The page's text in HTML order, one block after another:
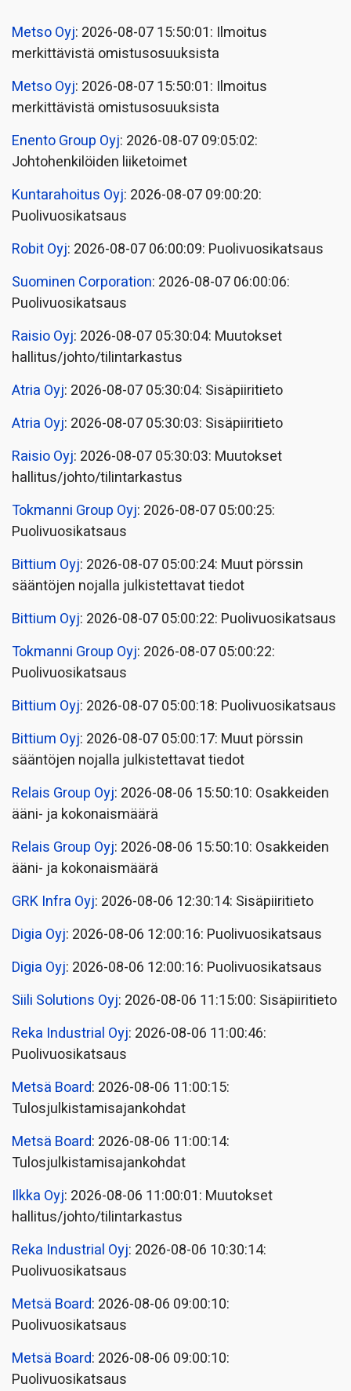
Metso Oyj: 2026-08-07 15:50:01: Ilmoitus
merkittävistä omistusosuuksista
Metso Oyj: 2026-08-07 15:50:01: Ilmoitus
merkittävistä omistusosuuksista
Enento Group Oyj: 2026-08-07 09:05:02:
Johtohenkilöiden liiketoimet
Kuntarahoitus Oyj: 2026-08-07 09:00:20:
Puolivuosikatsaus
Robit Oyj: 2026-08-07 06:00:09: Puolivuosikatsaus
Suominen Corporation: 2026-08-07 06:00:06:
Puolivuosikatsaus
Raisio Oyj: 2026-08-07 05:30:04: Muutokset
hallitus/johto/tilintarkastus
Atria Oyj: 2026-08-07 05:30:04: Sisäpiiritieto
Atria Oyj: 2026-08-07 05:30:03: Sisäpiiritieto
Raisio Oyj: 2026-08-07 05:30:03: Muutokset
hallitus/johto/tilintarkastus
Tokmanni Group Oyj: 2026-08-07 05:00:25:
Puolivuosikatsaus
Bittium Oyj: 2026-08-07 05:00:24: Muut pörssin
sääntöjen nojalla julkistettavat tiedot
Bittium Oyj: 2026-08-07 05:00:22: Puolivuosikatsaus
Tokmanni Group Oyj: 2026-08-07 05:00:22:
Puolivuosikatsaus
Bittium Oyj: 2026-08-07 05:00:18: Puolivuosikatsaus
Bittium Oyj: 2026-08-07 05:00:17: Muut pörssin
sääntöjen nojalla julkistettavat tiedot
Relais Group Oyj: 2026-08-06 15:50:10: Osakkeiden
ääni- ja kokonaismäärä
Relais Group Oyj: 2026-08-06 15:50:10: Osakkeiden
ääni- ja kokonaismäärä
GRK Infra Oyj: 2026-08-06 12:30:14: Sisäpiiritieto
Digia Oyj: 2026-08-06 12:00:16: Puolivuosikatsaus
Digia Oyj: 2026-08-06 12:00:16: Puolivuosikatsaus
Siili Solutions Oyj: 2026-08-06 11:15:00: Sisäpiiritieto
Reka Industrial Oyj: 2026-08-06 11:00:46:
Puolivuosikatsaus
Metsä Board: 2026-08-06 11:00:15:
Tulosjulkistamisajankohdat
Metsä Board: 2026-08-06 11:00:14:
Tulosjulkistamisajankohdat
Ilkka Oyj: 2026-08-06 11:00:01: Muutokset
hallitus/johto/tilintarkastus
Reka Industrial Oyj: 2026-08-06 10:30:14:
Puolivuosikatsaus
Metsä Board: 2026-08-06 09:00:10:
Puolivuosikatsaus
Metsä Board: 2026-08-06 09:00:10:
Puolivuosikatsaus